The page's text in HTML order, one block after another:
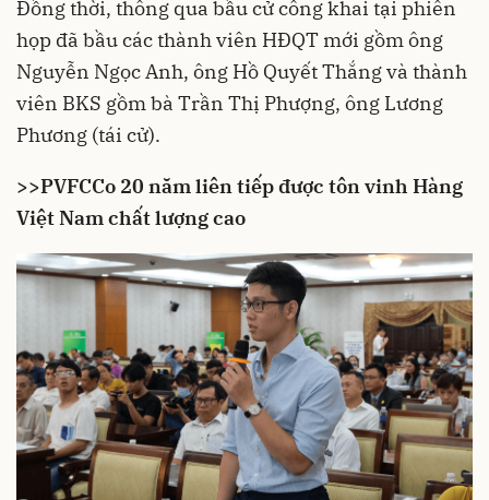
Đồng thời, thông qua bầu cử công khai tại phiên
họp đã bầu các thành viên HĐQT mới gồm ông
Nguyễn Ngọc Anh, ông Hồ Quyết Thắng và thành
viên BKS gồm bà Trần Thị Phượng, ông Lương
Phương (tái cử).
>>PVFCCo 20 năm liên tiếp được tôn vinh Hàng
Việt Nam chất lượng cao